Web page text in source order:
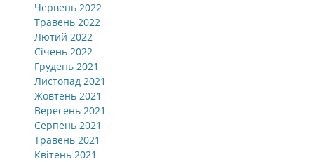
Червень 2022
Травень 2022
Лютий 2022
Січень 2022
Грудень 2021
Листопад 2021
Жовтень 2021
Вересень 2021
Серпень 2021
Травень 2021
Квітень 2021